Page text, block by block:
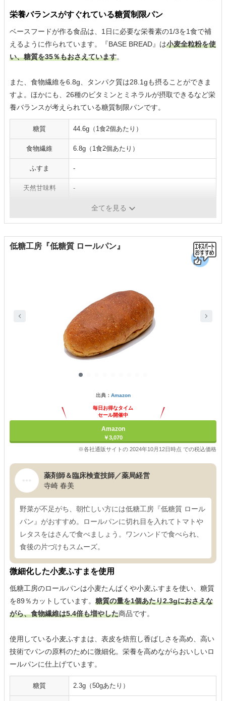
栄養バランスがすぐれている糖質制限パン
ベースフードが作る食品は、1日に必要な栄養素の1/3を1食で補
えるように作られています。『BASE BREAD』は小麦全粒粉を使
い、糖質を35％もおさえています。
また、食物繊維を6.8g、タンパク質は28.1gも摂ることができま
すよ。ほかにも、26種のビタミンとミネラルが摂取できるなど栄
養バランスが考えられている糖質制限パンです。
糖質 44.6g（1食2個あたり）
食物繊維 6.8g（1食2個あたり）
ふすま -
天然甘味料 -
お届けから約2週間前後
全てを見る
低糖工房『低糖質 ロールパン』
出典： Amazon
毎日お得なタイム
セール開催中
Amazon
￥3,070
※各社通販サイトの 2024年10月12日時点 での税込価格
薬剤師＆臨床検査技師／薬局経営
寺崎 春美
野菜が不足がち、朝忙しい方には低糖工房『低糖質 ロール
パン』がおすすめ。ロールパンに切れ目を入れてトマトや
レタスをはさんで食べましょう。ワンハンドで食べられ、
食後の片づけもスムーズ。
微細化した小麦ふすまを使用
低糖工房のロールパンは小麦たんぱくや小麦ふすまを使い、糖質
を89％カットしています。 糖質の量を1個あたり2.3gにおさえな
がら、食物繊維は5.4倍も増やした商品です。
使用している小麦ふすまは、表皮を焙煎し香ばしさを高め、高い
技術でパンの原料のために微細化。栄養を高めながらおいしいロ
ールパンに仕上げています。
糖質 2.3g（50gあたり）